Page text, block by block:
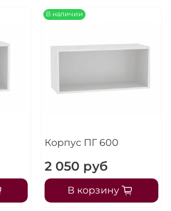
В наличии
Корпус ПГ 600
2 050 руб
В корзину